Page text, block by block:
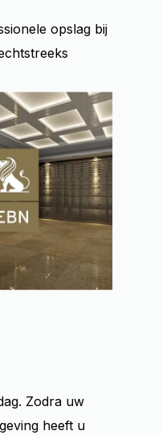
opslag bij
Zodra uw
heeft u